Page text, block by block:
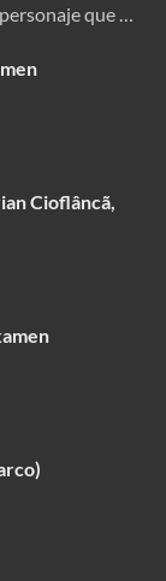
que …
Cioflâncã,